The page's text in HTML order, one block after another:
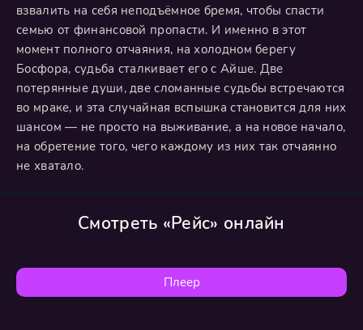
взвалить на себя неподъёмное бремя, чтобы спасти
семью от финансовой пропасти. И именно в этот
момент полного отчаяния, на холодном берегу
Босфора, судьба сталкивает его с Айше. Две
потерянные души, две сломанные судьбы встречаются
во мраке, и эта случайная вспышка становится для них
шансом — не просто на выживание, а на новое начало,
на обретение того, чего каждому из них так отчаянно
не хватало.
Смотреть «Рейс» онлайн
Плеер